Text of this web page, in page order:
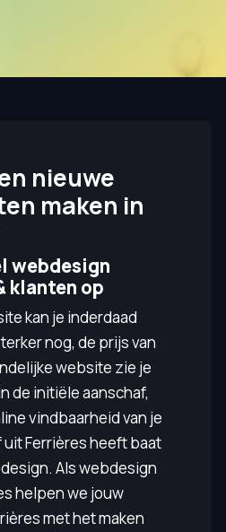
nieuwe
maken in
webdesign
klanten op
kan je inderdaad
nog, de prijs van
website zie je
de initiële aanschaf,
vindbaarheid van je
Ferrières heeft baat
Als webdesign
helpen we jouw
met het maken